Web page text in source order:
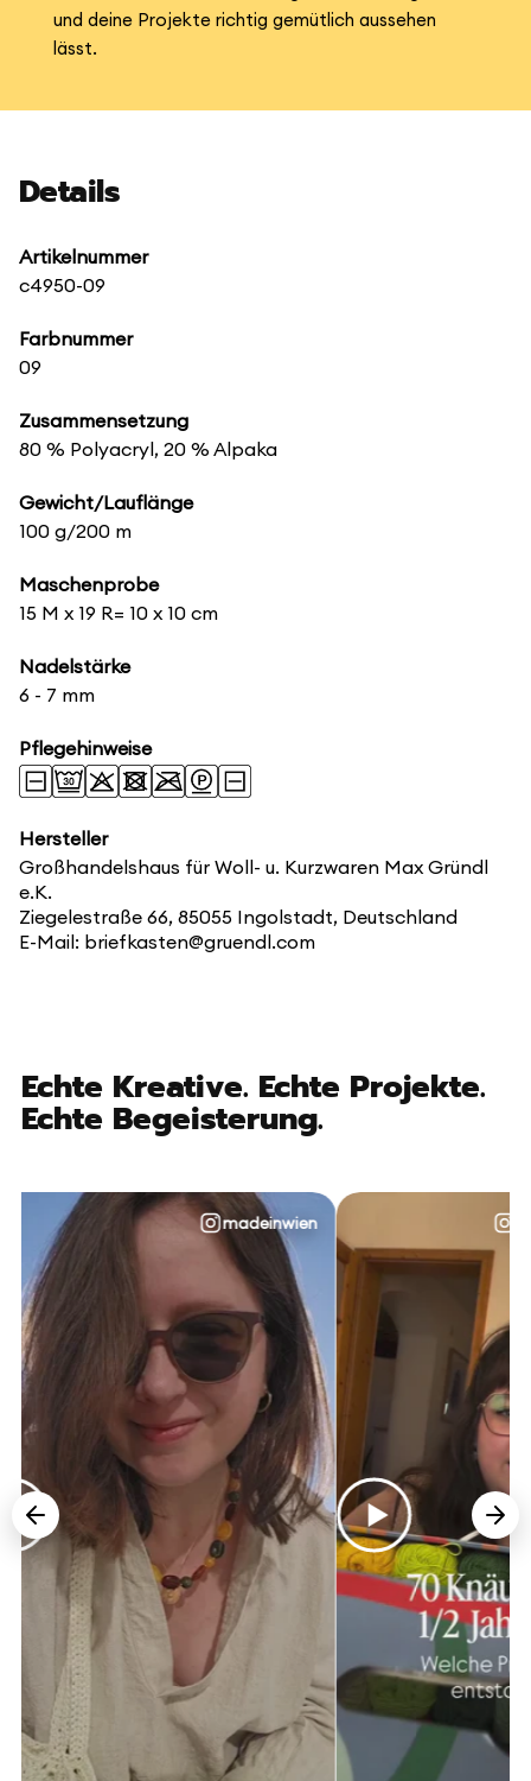
und deine Projekte richtig gemütlich aussehen
lässt.
Details
Artikelnummer
c4950-09
Farbnummer
09
Zusammensetzung
80 % Polyacryl, 20 % Alpaka
Gewicht/Lauflänge
100 g/200 m
Maschenprobe
15 M x 19 R= 10 x 10 cm
Nadelstärke
6 - 7 mm
Pflegehinweise
Hersteller
Großhandelshaus für Woll- u. Kurzwaren Max Gründl
e.K.
Ziegelestraße 66, 85055 Ingolstadt, Deutschland
E-Mail: briefkasten@gruendl.com
Echte Kreative. Echte Projekte.
Echte Begeisterung.
madeinwien